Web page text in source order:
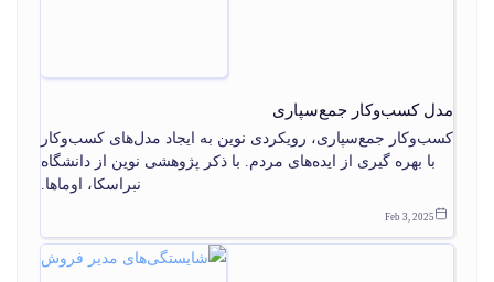
مدل کسب‌وکار جمع‌سپاری
کسب‌وکار جمع‌سپاری، رویکردی نوین به ایجاد مدل‌های کسب‌وکار
با بهره گیری از ایده‌های مردم. با ذکر پژوهشی نوین از دانشگاه
نبراسکا، اوماها.
Feb 3, 2025